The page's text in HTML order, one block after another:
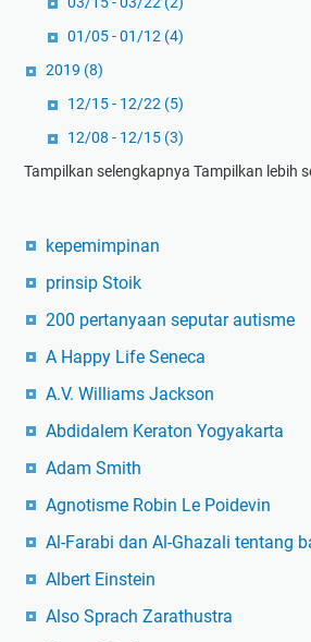
01/05 - 01/12 (4)
2019 (8)
12/15 - 12/22 (5)
12/08 - 12/15 (3)
Tampilkan selengkapnya Tampilkan lebih
kepemimpinan
prinsip Stoik
200 pertanyaan seputar autisme
A Happy Life Seneca
A.V. Williams Jackson
Abdidalem Keraton Yogyakarta
Adam Smith
Agnotisme Robin Le Poidevin
Al-Farabi dan Al-Ghazali tentang
Albert Einstein
Also Sprach Zarathustra